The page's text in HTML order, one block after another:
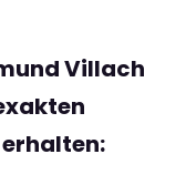
Villach